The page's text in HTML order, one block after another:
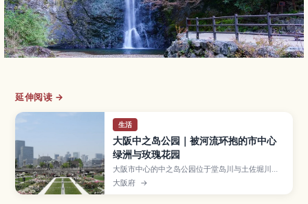
延伸阅读 →
生活
大阪中之岛公园｜被河流环抱的市中心
绿洲与玫瑰花园
大阪市中心的中之岛公园位于堂岛川与土佐堀川之
间，是一座延伸约1.5公里的河岛公园，集绿地、玫
瑰园与历史建筑于一体。本文介绍中之岛公园的主
大阪府 →